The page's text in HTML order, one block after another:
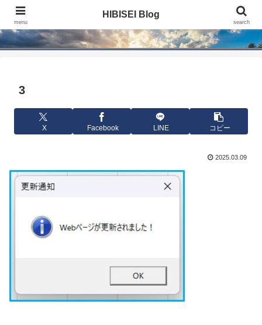
HIBISEI Blog
3
X Facebook LINE コピー
2025.03.09
menu
HIBISEI Blog
search